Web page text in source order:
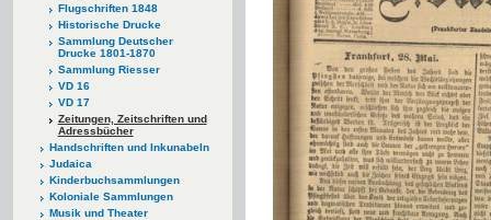
Flugschriften 1848
Historische Drucke
Sammlung Deutscher
Drucke 1801-1870
Sammlung Riesser
VD 16
VD 17
Zeitungen, Zeitschriften und
Adressbücher
Handschriften und Inkunabeln
Judaica
Kinderbuchsammlungen
Koloniale Sammlungen
Musik und Theater